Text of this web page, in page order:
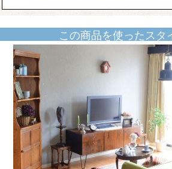
この商品を使ったスタ